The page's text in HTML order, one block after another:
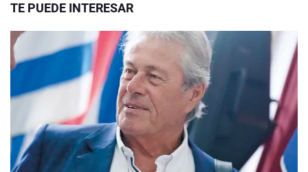
TE PUEDE INTERESAR